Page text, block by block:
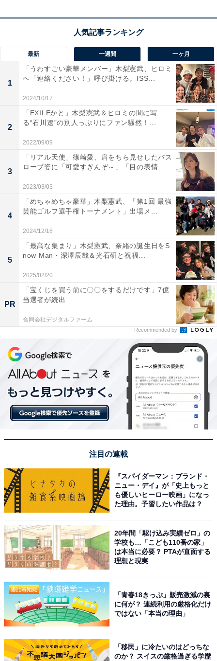
最新 一週間 一ヶ月
1
「うわすごい豪華メンバー」木梨憲武、ヒロミ
へ「連絡ください！」呼び掛ける。ISS...
2024/10/17
2
「EXILEかと」木梨憲武＆ヒロミの間に写
る“石川遼”の別人っぷりにファン騒然！...
2022/09/09
3
「リアル天使」篠崎愛、肩をちら見せしたバス
ローブ姿に「可愛すぎんぞ～」「目の表情...
2023/03/03
4
「めちゃめちゃ豪華」木梨憲武、「第1回 最強
芸能ゴルフ選手権トーナメント」出場メ...
2024/12/18
5
「最高な集まり」木梨憲武、奈緒の誕生日をS
now Man・深澤辰哉＆光石研と祝福...
2025/02/20
PR
「宝くじを買う前に〇〇をするだけです」7億
当選者が続出
合同会社デジタルファーム
Recommended by
注目の連載
『スパイダーマン：ブランド・
ニュー・デイ』が「史上もっと
も優しいヒーロー映画」になっ
た理由。予習したい作品は？
20年間「駆け込み実績ゼロ」の
学校も…「こども110番の家」
は本当に必要？ PTAが直面する
理想と現実
「青春18きっぷ」販売激減の裏
に何が？ 連続利用の厳格化だけ
ではない「本当の理由」
「移民」に冷たいのはどっちな
のか？ スイスの厳格過ぎる学歴